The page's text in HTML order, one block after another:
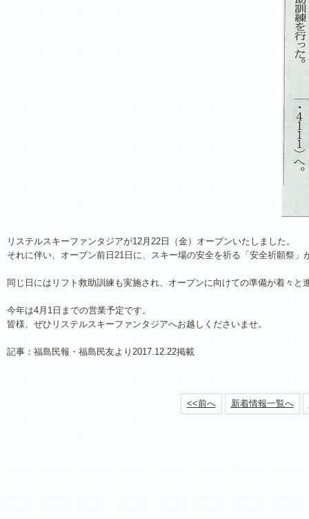
リステルスキーファンタジアが12月22日（金）オープンいたしました。
それに伴い、オープン前日21日に、スキー場の安全を祈る「安全祈願祭」
同じ日にはリフト救助訓練も実施され、オープンに向けての準備が着々と
今年は4月1日までの営業予定です。
皆様、ぜひリステルスキーファンタジアへお越しくださいませ。
記事：福島民報・福島民友より2017.12.22掲載
<<前へ 新着情報一覧へ